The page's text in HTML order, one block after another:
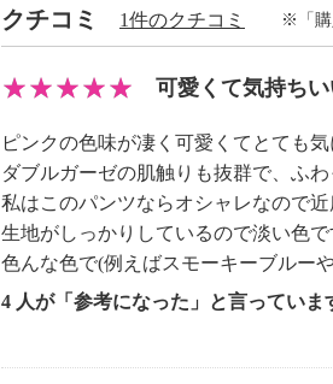
【個体差あり】
・個体差あり
【原産国（地）】
クチコミ 1件のクチコミ ※「購
可愛くて気持ちい
ピンクの色味が凄く可愛くてとても気
ダブルガーゼの肌触りも抜群で、ふ
私はこのパンツならオシャレなので
生地がしっかりしているので淡い色
色んな色で(例えばスモーキーブルー
4 人が「参考になった」と言っていま